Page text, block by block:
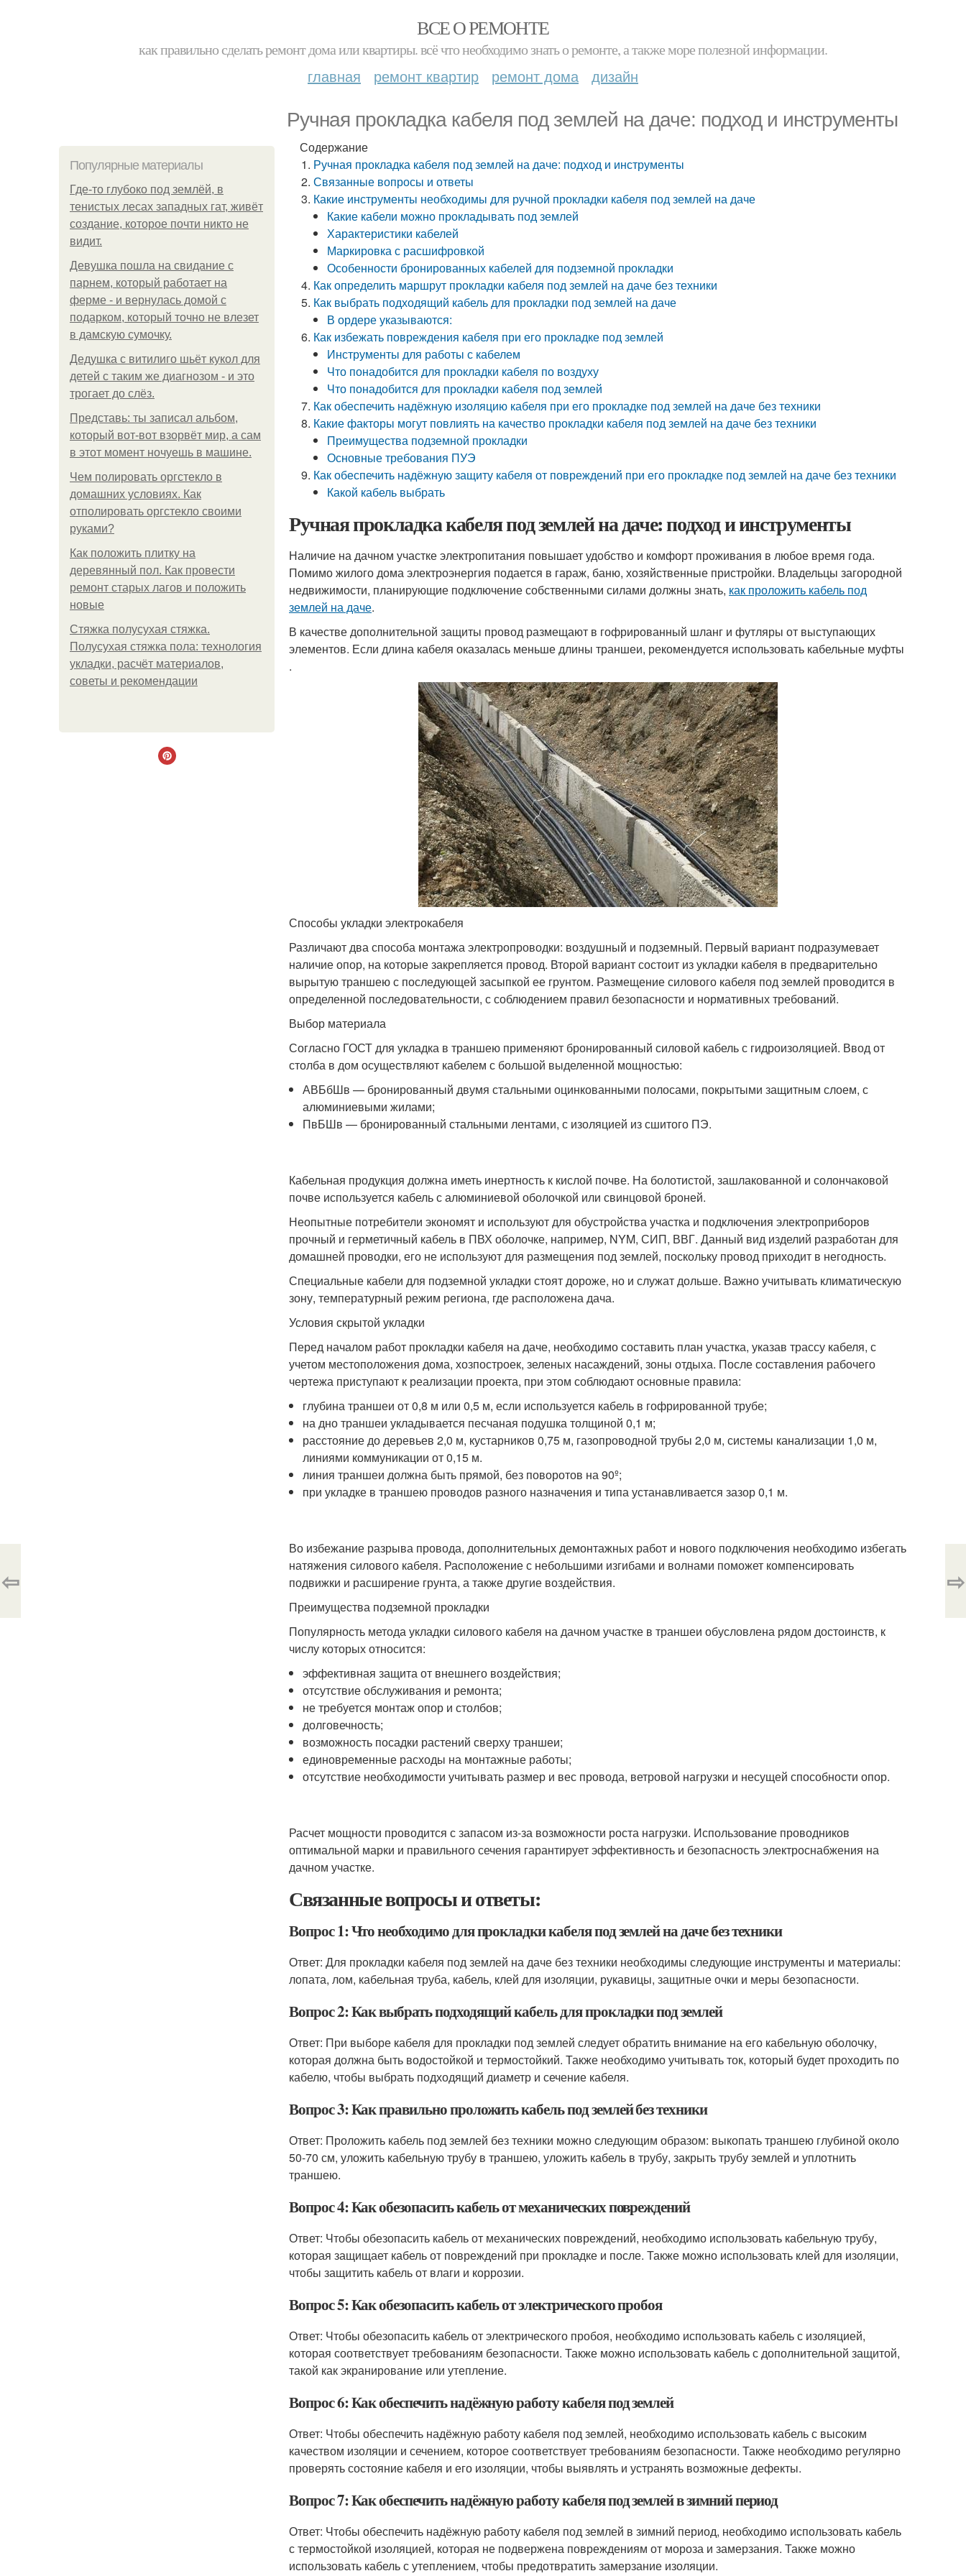
ВСЕ О РЕМОНТЕ
как правильно сделать ремонт дома или квартиры. всё что необходимо знать о ремонте, а также море полезной информации.
главная ремонт квартир ремонт дома дизайн
Ручная прокладка кабеля под землей на даче: подход и инструменты
Популярные материалы
Где-то глубоко под землёй, в
тенистых лесах западных гат, живёт
создание, которое почти никто не
видит.
Девушка пошла на свидание с
парнем, который работает на
ферме - и вернулась домой с
подарком, который точно не влезет
в дамскую сумочку.
Дедушка с витилиго шьёт кукол для
детей с таким же диагнозом - и это
трогает до слёз.
Представь: ты записал альбом,
который вот-вот взорвёт мир, а сам
в этот момент ночуешь в машине.
Чем полировать оргстекло в
домашних условиях. Как
отполировать оргстекло своими
руками?
Как положить плитку на
деревянный пол. Как провести
ремонт старых лагов и положить
новые
Стяжка полусухая стяжка.
Полусухая стяжка пола: технология
укладки, расчёт материалов,
советы и рекомендации
Содержание
Ручная прокладка кабеля под землей на даче: подход и инструменты
Связанные вопросы и ответы
Какие инструменты необходимы для ручной прокладки кабеля под землей на даче
Какие кабели можно прокладывать под землей
Характеристики кабелей
Маркировка с расшифровкой
Особенности бронированных кабелей для подземной прокладки
Как определить маршрут прокладки кабеля под землей на даче без техники
Как выбрать подходящий кабель для прокладки под землей на даче
В ордере указываются:
Как избежать повреждения кабеля при его прокладке под землей
Инструменты для работы с кабелем
Что понадобится для прокладки кабеля по воздуху
Что понадобится для прокладки кабеля под землей
Как обеспечить надёжную изоляцию кабеля при его прокладке под землей на даче без техники
Какие факторы могут повлиять на качество прокладки кабеля под землей на даче без техники
Преимущества подземной прокладки
Основные требования ПУЭ
Как обеспечить надёжную защиту кабеля от повреждений при его прокладке под землей на даче без техники
Какой кабель выбрать
Ручная прокладка кабеля под землей на даче: подход и инструменты
Наличие на дачном участке электропитания повышает удобство и комфорт проживания в любое время года.
Помимо жилого дома электроэнергия подается в гараж, баню, хозяйственные пристройки. Владельцы загородной
недвижимости, планирующие подключение собственными силами должны знать, как проложить кабель под
землей на даче.
В качестве дополнительной защиты провод размещают в гофрированный шланг и футляры от выступающих
элементов. Если длина кабеля оказалась меньше длины траншеи, рекомендуется использовать кабельные муфты
.
Способы укладки электрокабеля
Различают два способа монтажа электропроводки: воздушный и подземный. Первый вариант подразумевает
наличие опор, на которые закрепляется провод. Второй вариант состоит из укладки кабеля в предварительно
вырытую траншею с последующей засыпкой ее грунтом. Размещение силового кабеля под землей проводится в
определенной последовательности, с соблюдением правил безопасности и нормативных требований.
Выбор материала
Согласно ГОСТ для укладка в траншею применяют бронированный силовой кабель с гидроизоляцией. Ввод от
столба в дом осуществляют кабелем с большой выделенной мощностью:
АВБбШв — бронированный двумя стальными оцинкованными полосами, покрытыми защитным слоем, с
алюминиевыми жилами;
ПвБШв — бронированный стальными лентами, с изоляцией из сшитого ПЭ.
Кабельная продукция должна иметь инертность к кислой почве. На болотистой, зашлакованной и солончаковой
почве используется кабель с алюминиевой оболочкой или свинцовой броней.
Неопытные потребители экономят и используют для обустройства участка и подключения электроприборов
прочный и герметичный кабель в ПВХ оболочке, например, NYM, СИП, ВВГ. Данный вид изделий разработан для
домашней проводки, его не используют для размещения под землей, поскольку провод приходит в негодность.
Специальные кабели для подземной укладки стоят дороже, но и служат дольше. Важно учитывать климатическую
зону, температурный режим региона, где расположена дача.
Условия скрытой укладки
Перед началом работ прокладки кабеля на даче, необходимо составить план участка, указав трассу кабеля, с
учетом местоположения дома, хозпостроек, зеленых насаждений, зоны отдыха. После составления рабочего
чертежа приступают к реализации проекта, при этом соблюдают основные правила:
глубина траншеи от 0,8 м или 0,5 м, если используется кабель в гофрированной трубе;
на дно траншеи укладывается песчаная подушка толщиной 0,1 м;
расстояние до деревьев 2,0 м, кустарников 0,75 м, газопроводной трубы 2,0 м, системы канализации 1,0 м,
линиями коммуникации от 0,15 м.
линия траншеи должна быть прямой, без поворотов на 90º;
при укладке в траншею проводов разного назначения и типа устанавливается зазор 0,1 м.
Во избежание разрыва провода, дополнительных демонтажных работ и нового подключения необходимо избегать
натяжения силового кабеля. Расположение с небольшими изгибами и волнами поможет компенсировать
подвижки и расширение грунта, а также другие воздействия.
Преимущества подземной прокладки
Популярность метода укладки силового кабеля на дачном участке в траншеи обусловлена рядом достоинств, к
числу которых относится:
эффективная защита от внешнего воздействия;
отсутствие обслуживания и ремонта;
не требуется монтаж опор и столбов;
долговечность;
возможность посадки растений сверху траншеи;
единовременные расходы на монтажные работы;
отсутствие необходимости учитывать размер и вес провода, ветровой нагрузки и несущей способности опор.
Расчет мощности проводится с запасом из-за возможности роста нагрузки. Использование проводников
оптимальной марки и правильного сечения гарантирует эффективность и безопасность электроснабжения на
дачном участке.
Связанные вопросы и ответы:
Вопрос 1: Что необходимо для прокладки кабеля под землей на даче без техники
Ответ: Для прокладки кабеля под землей на даче без техники необходимы следующие инструменты и материалы:
лопата, лом, кабельная труба, кабель, клей для изоляции, рукавицы, защитные очки и меры безопасности.
Вопрос 2: Как выбрать подходящий кабель для прокладки под землей
Ответ: При выборе кабеля для прокладки под землей следует обратить внимание на его кабельную оболочку,
которая должна быть водостойкой и термостойкий. Также необходимо учитывать ток, который будет проходить по
кабелю, чтобы выбрать подходящий диаметр и сечение кабеля.
Вопрос 3: Как правильно проложить кабель под землей без техники
Ответ: Проложить кабель под землей без техники можно следующим образом: выкопать траншею глубиной около
50-70 см, уложить кабельную трубу в траншею, уложить кабель в трубу, закрыть трубу землей и уплотнить
траншею.
Вопрос 4: Как обезопасить кабель от механических повреждений
Ответ: Чтобы обезопасить кабель от механических повреждений, необходимо использовать кабельную трубу,
которая защищает кабель от повреждений при прокладке и после. Также можно использовать клей для изоляции,
чтобы защитить кабель от влаги и коррозии.
Вопрос 5: Как обезопасить кабель от электрического пробоя
Ответ: Чтобы обезопасить кабель от электрического пробоя, необходимо использовать кабель с изоляцией,
которая соответствует требованиям безопасности. Также можно использовать кабель с дополнительной защитой,
такой как экранирование или утепление.
Вопрос 6: Как обеспечить надёжную работу кабеля под землей
Ответ: Чтобы обеспечить надёжную работу кабеля под землей, необходимо использовать кабель с высоким
качеством изоляции и сечением, которое соответствует требованиям безопасности. Также необходимо регулярно
проверять состояние кабеля и его изоляции, чтобы выявлять и устранять возможные дефекты.
Вопрос 7: Как обеспечить надёжную работу кабеля под землей в зимний период
Ответ: Чтобы обеспечить надёжную работу кабеля под землей в зимний период, необходимо использовать кабель
с термостойкой изоляцией, которая не подвержена повреждениям от мороза и замерзания. Также можно
использовать кабель с утеплением, чтобы предотвратить замерзание изоляции.
⇦ ⇨